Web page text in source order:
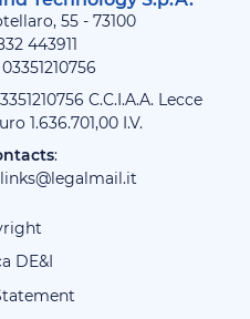
55 - 73100
443911
C.C.I.A.A. Lecce
1.636.701,00 I.V.
:
links@legalmail.it
DE&I